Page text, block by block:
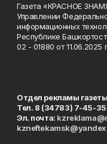
Газета «КРАСНОЕ
Управлении
информационных
Республике
02 - 01880 от 11.06.2025
Отдел рекламы
Тел. 8 (34783) 7-45-
Эл. почта: